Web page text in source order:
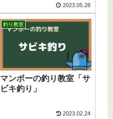
2023.05.28
釣り教室
マンボーの釣り教室「サ
ビキ釣り」
2023.02.24